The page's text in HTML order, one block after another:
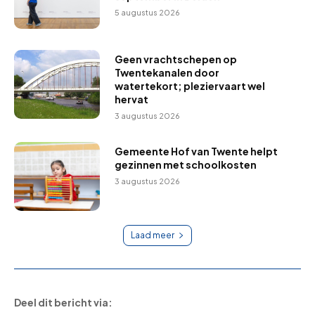
5 augustus 2026
Geen vrachtschepen op
Twentekanalen door
watertekort; pleziervaart wel
hervat
3 augustus 2026
Gemeente Hof van Twente helpt
gezinnen met schoolkosten
3 augustus 2026
Laad meer
Deel dit bericht via: